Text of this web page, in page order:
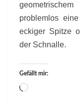
problemlos
eckiger Spitze
der Schnalle.
Gefällt mir:
Wird